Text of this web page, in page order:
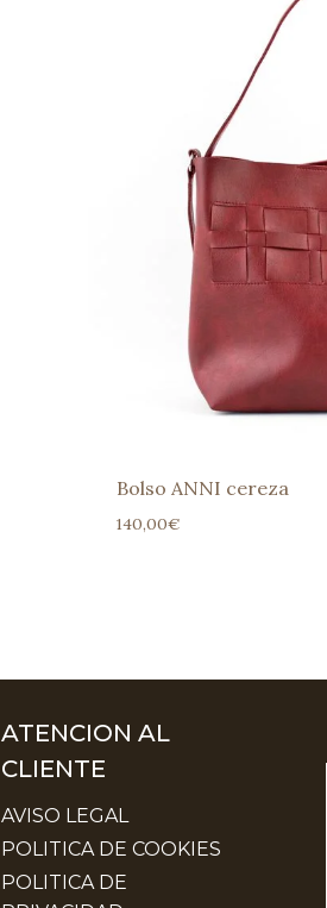
Bolso ANNI cereza
140,00€
ATENCION AL
CLIENTE
AVISO LEGAL
POLITICA DE COOKIES
POLITICA DE